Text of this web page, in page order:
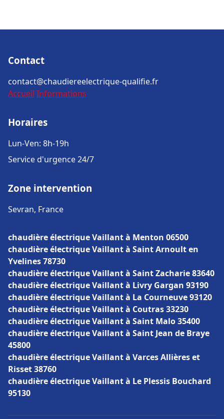
Contact
contact@chaudiereelectrique-qualifie.fr
Accueil Informations
Horaires
Lun-Ven: 8h-19h
Service d'urgence 24/7
Zone intervention
Sevran, France
chaudière électrique Vaillant à Menton 06500
chaudière électrique Vaillant à Saint Arnoult en
Yvelines 78730
chaudière électrique Vaillant à Saint Zacharie 83640
chaudière électrique Vaillant à Livry Gargan 93190
chaudière électrique Vaillant à La Courneuve 93120
chaudière électrique Vaillant à Coutras 33230
chaudière électrique Vaillant à Saint Malo 35400
chaudière électrique Vaillant à Saint Jean de Braye
45800
chaudière électrique Vaillant à Varces Allières et
Risset 38760
chaudière électrique Vaillant à Le Plessis Bouchard
95130